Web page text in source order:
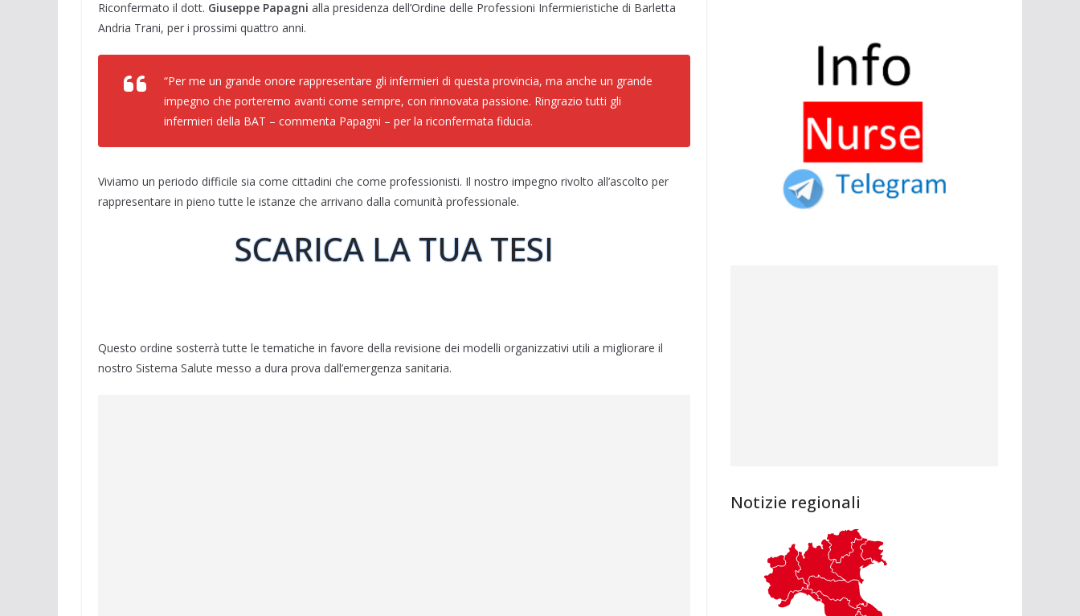
c
e
o
n
k
l
e
a
m
a
t
p
p
i
t
r
n
t
e
s
t
a
i
n
d
i
d
i
Riconfermato il dott. Giuseppe Papagni alla presidenza dell’Ordine delle Professioni Infermieristiche di Barletta
Andria Trani, per i prossimi quattro anni.
“Per me un grande onore rappresentare gli infermieri di questa provincia, ma anche un grande
impegno che porteremo avanti come sempre, con rinnovata passione. Ringrazio tutti gli
infermieri della BAT – commenta Papagni – per la riconfermata fiducia.
Viviamo un periodo difficile sia come cittadini che come professionisti. Il nostro impegno rivolto all’ascolto per
rappresentare in pieno tutte le istanze che arrivano dalla comunità professionale.
SCARICA LA TUA TESI
Questo ordine sosterrà tutte le tematiche in favore della revisione dei modelli organizzativi utili a migliorare il
nostro Sistema Salute messo a dura prova dall’emergenza sanitaria.
Notizie regionali